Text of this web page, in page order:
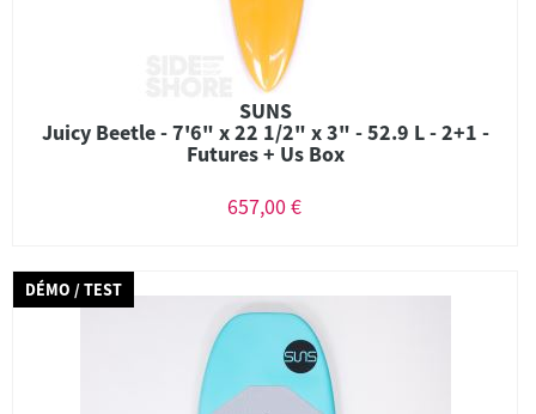
SUNS
Juicy Beetle - 7'6" x 22 1/2" x 3" - 52.9 L - 2+1 -
Futures + Us Box
657,00 €
DÉMO / TEST